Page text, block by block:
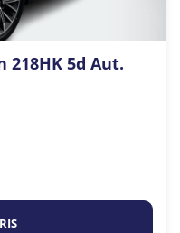
218HK 5d Aut.